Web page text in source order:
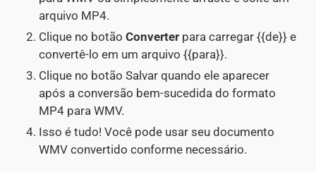
arquivo MP4.
Clique no botão Converter para carregar {{de}} e
convertê-lo em um arquivo {{para}}.
Clique no botão Salvar quando ele aparecer
após a conversão bem-sucedida do formato
MP4 para WMV.
Isso é tudo! Você pode usar seu documento
WMV convertido conforme necessário.